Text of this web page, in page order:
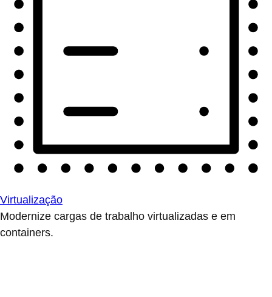
Virtualização
Modernize cargas de trabalho virtualizadas e em
containers.